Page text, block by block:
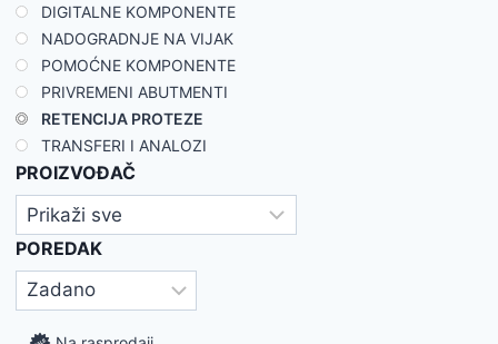
DIGITALNE KOMPONENTE
NADOGRADNJE NA VIJAK
POMOĆNE KOMPONENTE
PRIVREMENI ABUTMENTI
RETENCIJA PROTEZE
TRANSFERI I ANALOZI
PROIZVOĐAČ
POREDAK